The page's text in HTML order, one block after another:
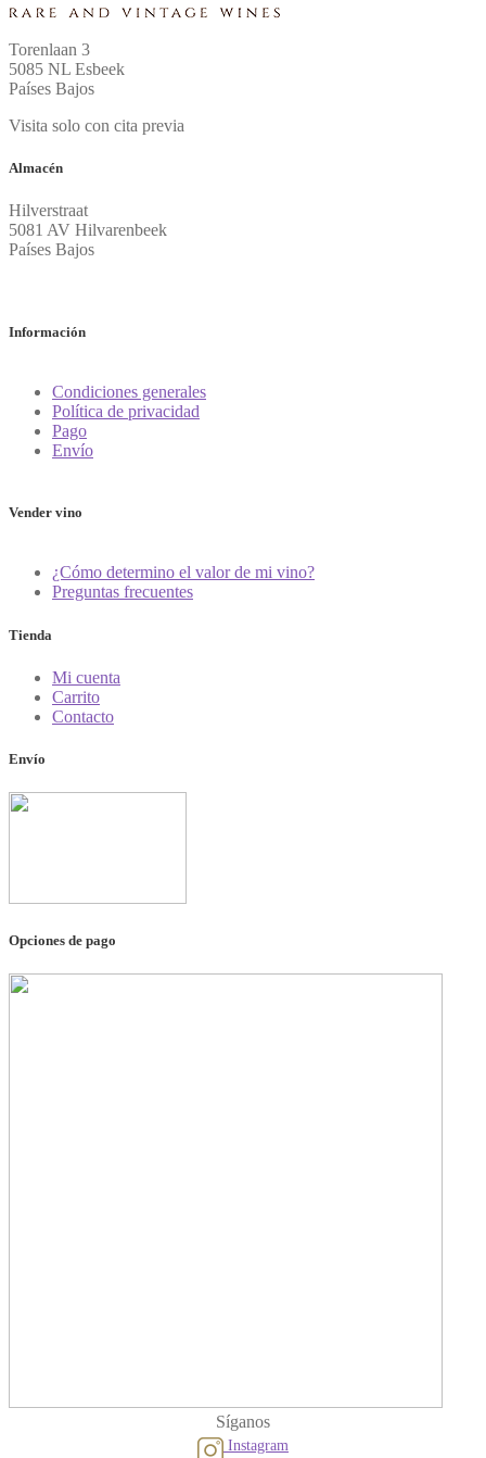
Torenlaan 3
5085 NL Esbeek
Países Bajos
Visita solo con cita previa
Almacén
Hilverstraat
5081 AV Hilvarenbeek
Países Bajos
Información
Condiciones generales
Política de privacidad
Pago
Envío
Vender vino
¿Cómo determino el valor de mi vino?
Preguntas frecuentes
Tienda
Mi cuenta
Carrito
Contacto
Envío
Opciones de pago
Síganos
Instagram